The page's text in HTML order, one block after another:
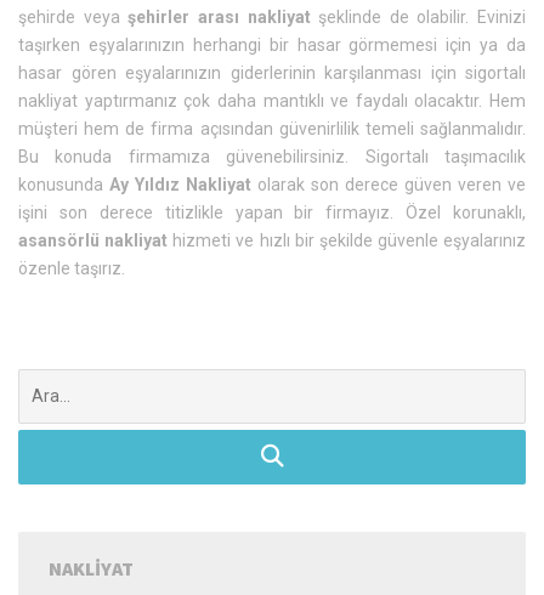
şehirde veyaşehirler arası nakliyat şeklinde de olabilir. Evinizi
taşırken eşyalarınızın herhangi bir hasar görmemesi için ya da
hasar gören eşyalarınızın giderlerinin karşılanması için sigortalı
nakliyat yaptırmanız çok daha mantıklı ve faydalı olacaktır. Hem
müşteri hem de firma açısından güvenirlilik temeli sağlanmalıdır.
Bu konuda firmamıza güvenebilirsiniz. Sigortalı taşımacılık
konusunda Ay Yıldız Nakliyat olarak son derece güven veren ve
işini son derece titizlikle yapan bir firmayız. Özel korunaklı,
asansörlü nakliyat hizmeti ve hızlı bir şekilde güvenle eşyalarınız
özenle taşırız.
ara:
NAKLIYAT